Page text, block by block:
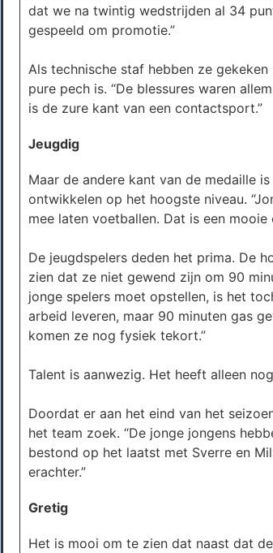
dat we na twintig wedstrijden al 34
gespeeld om promotie.”
Als technische staf hebben ze
pure pech is. “De blessures waren
is de zure kant van een contactsport.”
Jeugdig
Maar de andere kant van de medaille
ontwikkelen op het hoogste niveau.
mee laten voetballen. Dat is een
De jeugdspelers deden het prima. De
zien dat ze niet gewend zijn om 90
jonge spelers moet opstellen, is het
arbeid leveren, maar 90 minuten gas
komen ze nog fysiek tekort.”
Talent is aanwezig. Het heeft alleen
Doordat er aan het eind van het
het team zoek. “De jonge jongens
bestond op het laatst met Sverre en
erachter.”
Gretig
Het is mooi om te zien dat naast dat